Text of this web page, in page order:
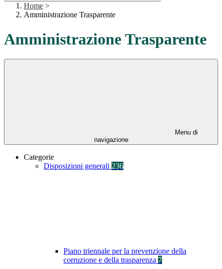
Home >
Amministrazione Trasparente
Amministrazione Trasparente
Menu di
navigazione
Categorie
Disposizioni generali 236
Piano triennale per la prevenzione della
corruzione e della trasparenza 7